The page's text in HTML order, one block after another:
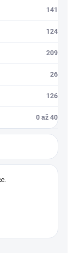
141
124
209
26
126
0 až 40